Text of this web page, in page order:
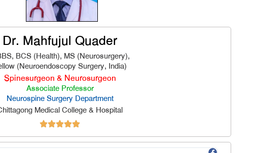
Dr. Mahfujul Quader
BCS (Health), MS (Neurosurgery),
(Neuroendoscopy Surgery, India)
Spinesurgeon & Neurosurgeon
Associate Professor
Neurospine Surgery Department
Medical College & Hospital